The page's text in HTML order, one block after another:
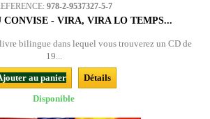
978-2-9537327-5-7
CONVISE - VIRA, VIRA LO TEMPS...
bilingue dans lequel vous trouverez un CD de
19...
au panier
Détails
Disponible